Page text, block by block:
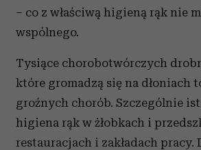
– co z właściwą higieną rąk nie
wspólnego.
Tysiące chorobotwórczych
które gromadzą się na dłoniach
groźnych chorób. Szczególnie
higiena rąk w żłobkach i
restauracjach i zakładach pracy.